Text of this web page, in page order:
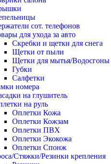
сот. телефонов
для ухода за авто
Скребки и щетки для снега
Щетки от пыли
Щетки для мытья/Водосгоны
Губки
Салфетки
номера
на глушитель
на руль
Оплетки Кожа
Оплетки Кожзам
Оплетки ПВХ
Оплетки Экокожа
Оплетки Спонж
Стяжки/Резинки крепления